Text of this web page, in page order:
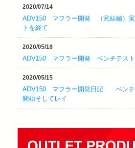
2020/07/14
ADV150 マフラー開発 （完結編）実
トを経て
2020/05/18
ADV150 マフラー開発 ベンチテス
2020/05/15
ADV150 マフラー開発日記 ベンチ
開始そしてレイ